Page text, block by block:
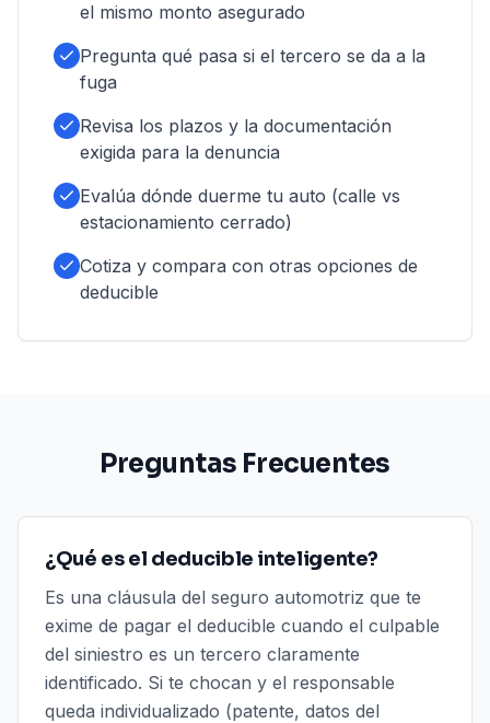
el mismo monto asegurado
Pregunta qué pasa si el tercero se da a la
fuga
Revisa los plazos y la documentación
exigida para la denuncia
Evalúa dónde duerme tu auto (calle vs
estacionamiento cerrado)
Cotiza y compara con otras opciones de
deducible
Preguntas Frecuentes
¿Qué es el deducible inteligente?
Es una cláusula del seguro automotriz que te
exime de pagar el deducible cuando el culpable
del siniestro es un tercero claramente
identificado. Si te chocan y el responsable
queda individualizado (patente, datos del